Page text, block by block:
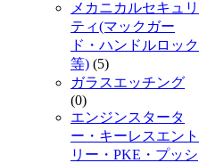
メカニカルセキュリ
ティ(マックガー
ド・ハンドルロック
等) (5)
ガラスエッチング
(0)
エンジンスタータ
ー・キーレスエント
リー・PKE・プッシ